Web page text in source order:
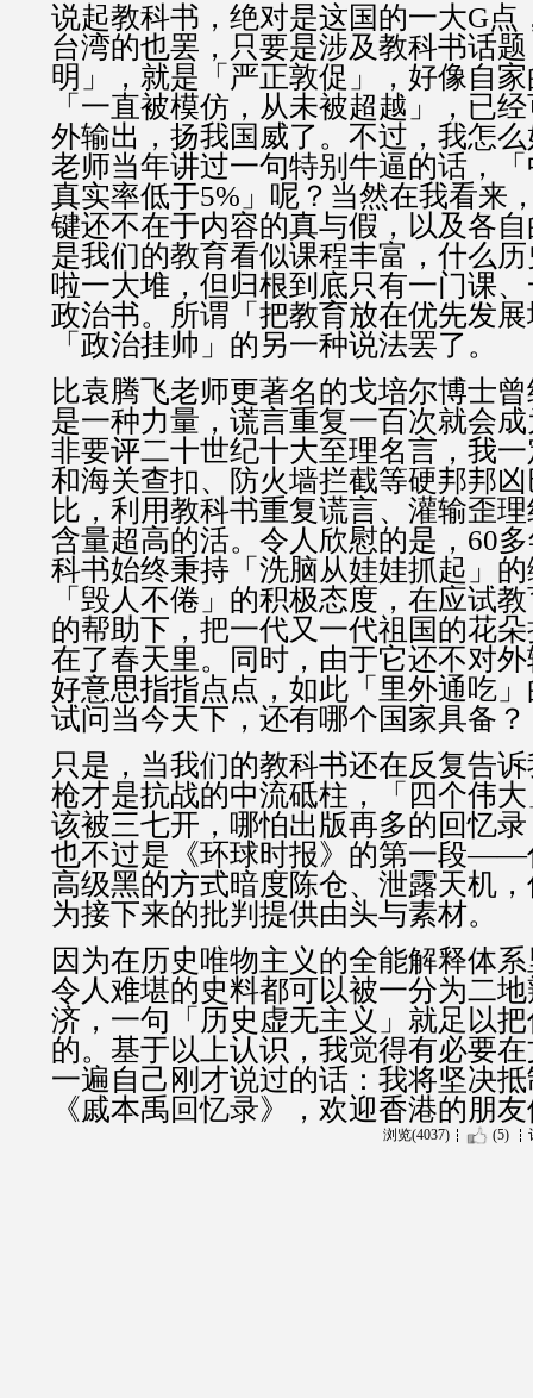
说起教科书，绝对是这国的一大G点
台湾的也罢，只要是涉及教科书话
明」，就是「严正敦促」，好像自
「一直被模仿，从未被超越」，已
外输出，扬我国威了。不过，我怎
老师当年讲过一句特别牛逼的话，
真实率低于5%」呢？当然在我看来
键还不在于内容的真与假，以及各
是我们的教育看似课程丰富，什么
啦一大堆，但归根到底只有一门课
政治书。所谓「把教育放在优先发
「政治挂帅」的另一种说法罢了。
比袁腾飞老师更著名的戈培尔博士
是一种力量，谎言重复一百次就会
非要评二十世纪十大至理名言，我
和海关查扣、防火墙拦截等硬邦邦
比，利用教科书重复谎言、灌输歪
含量超高的活。令人欣慰的是，60
科书始终秉持「洗脑从娃娃抓起」
「毁人不倦」的积极态度，在应试
的帮助下，把一代又一代祖国的花
在了春天里。同时，由于它还不对
好意思指指点点，如此「里外通吃
试问当今天下，还有哪个国家具备？
只是，当我们的教科书还在反复告
枪才是抗战的中流砥柱，「四个伟
该被三七开，哪怕出版再多的回忆
也不过是《环球时报》的第一段——
高级黑的方式暗度陈仓、泄露天机
为接下来的批判提供由头与素材。
因为在历史唯物主义的全能解释体
令人难堪的史料都可以被一分为二
济，一句「历史虚无主义」就足以
的。基于以上认识，我觉得有必要
一遍自己刚才说过的话：我将坚决
《戚本禹回忆录》，欢迎香港的朋
浏览(4037) (5)